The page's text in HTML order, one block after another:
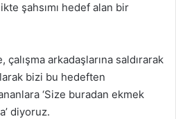
şahsımı hedef alan bir
çalışma arkadaşlarına saldırarak
bizi bu hedeften
‘Size buradan ekmek
diyoruz.